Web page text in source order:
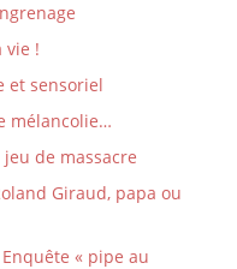
vie !
et sensoriel
mélancolie…
de massacre
Giraud, papa ou
« pipe au